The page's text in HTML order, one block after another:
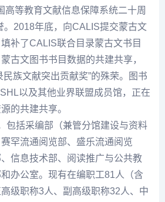
高等教育文献信息保障系统二十周
。2018年底，向CALIS提交蒙古文
补了CALIS联合目录蒙古文书目
古文图书书目数据的共建共享，
民族文献突出贡献奖”的殊荣。图书
以及其他业界联盟成员馆，正在
的共建共享。
包括采编部（兼管分馆建设与资料
罕流通阅览部、盛乐流通阅览
信息技术部、阅读推广与公共教
办公室。现有在编职工81人（含
级职称3人、副高级职称32人、中